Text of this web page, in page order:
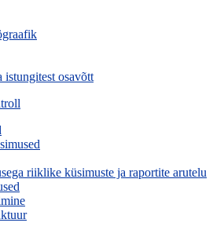
istungitest osavõtt
riiklike küsimuste ja raportite arutelu